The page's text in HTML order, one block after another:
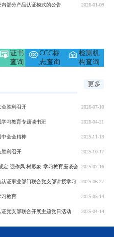
部分产品认证模式的公告 2026-01-09
证书
查询
CCC标
志查询
检测机
构查询
更多
会胜利召开 2026-07-10
习教育专题读书班 2026-04-21
中全会精神 2025-11-13
胜利召开 2025-10-17
定 强作风 树形象”学习教育座谈会 2025-07-16
2025-06-27
习教育 2025-05-14
党支部联合开展主题党日活动 2025-04-14